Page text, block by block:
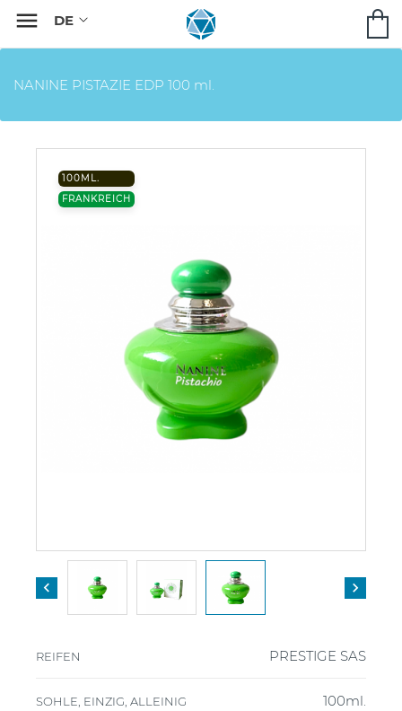

NANINE PISTAZIE EDP 100 ml.
100ML.
FRANKREICH
 
REIFEN PRESTIGE SAS
SOHLE, EINZIG, ALLEINIG 100ml.